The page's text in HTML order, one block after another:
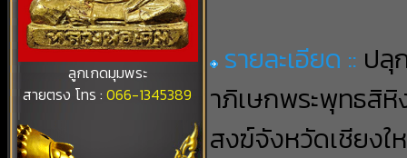
ลูกเกดมุมพระ
สายตรง โทร :066-1345389
รายละเอียด :: ปลุ
าภิเษกพระพุทธสิหิ
สงฆ์จังหวัดเชียงใ